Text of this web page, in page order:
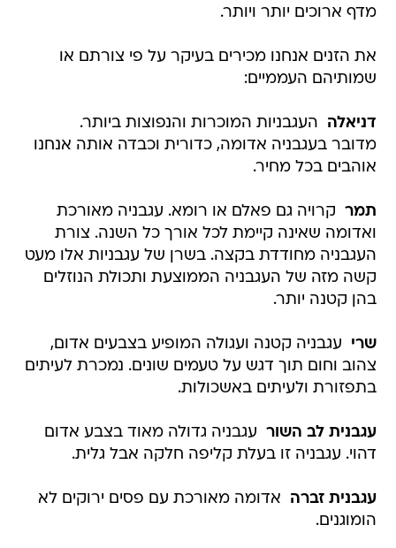
מדף ארוכים יותר ויותר.
את הזנים אנחנו מכירים בעיקר על פי צורתם או
שמותיהם העממיים:
דניאלה  העגבניות המוכרות והנפוצות ביותר.
מדובר בעגבניה אדומה, כדורית וכבדה אותה אנחנו
אוהבים בכל מחיר.
תמר  קרויה גם פאלם או רומא. עגבניה מאורכת
ואדומה שאינה קיימת לכל אורך כל השנה. צורת
העגבניה מחודדת בקצה. בשרן של עגבניות אלו מעט
קשה מזה של העגבניה הממוצעת ותכולת הנוזלים
בהן קטנה יותר.
שרי  עגבניה קטנה ועגולה המופיע בצבעים אדום,
צהוב וחום תוך דגש על טעמים שונים. נמכרת לעיתים
בתפזורת ולעיתים באשכולות.
עגבנית לב השור  עגבניה גדולה מאוד בצבע אדום
דהוי. עגבניה זו בעלת קליפה חלקה אבל גלית.
עגבנית זברה  אדומה מאורכת עם פסים ירוקים לא
הומוגנים.